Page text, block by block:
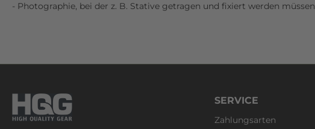
- Photographie, bei der z. B. Stative getragen und fixiert werden müssen
SERVICE
Zahlungsarten